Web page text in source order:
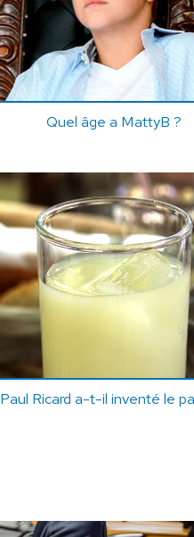
Quel âge a MattyB ?
Paul Ricard a-t-il inventé le